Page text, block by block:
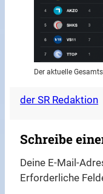
Der aktuelle
der SR Redaktion
Schreibe
Deine E-Mail-
Erforderliche